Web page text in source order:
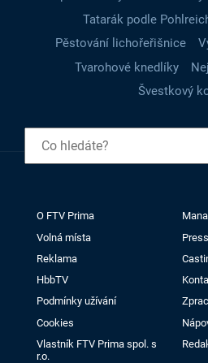
Tatarák podle
Pěstování lichořeřišnice
Tvarohové knedlíky
Švestkový
O FTV Prima
Volná místa
Press
Reklama
HbbTV
Podmínky užívání
Cookies
Vlastník FTV Prima spol. s
r.o.